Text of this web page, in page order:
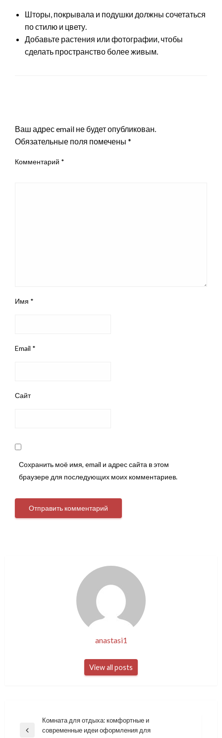
Шторы, покрывала и подушки должны сочетаться
по стилю и цвету.
Добавьте растения или фотографии, чтобы
сделать пространство более живым.
Ваш адрес email не будет опубликован.
Обязательные поля помечены *
Комментарий *
Имя *
Email *
Сайт
Сохранить моё имя, email и адрес сайта в этом
браузере для последующих моих комментариев.
anastasi1
View all posts
Навигация
Previous
Комната для отдыха: комфортные и
современные идеи оформления для